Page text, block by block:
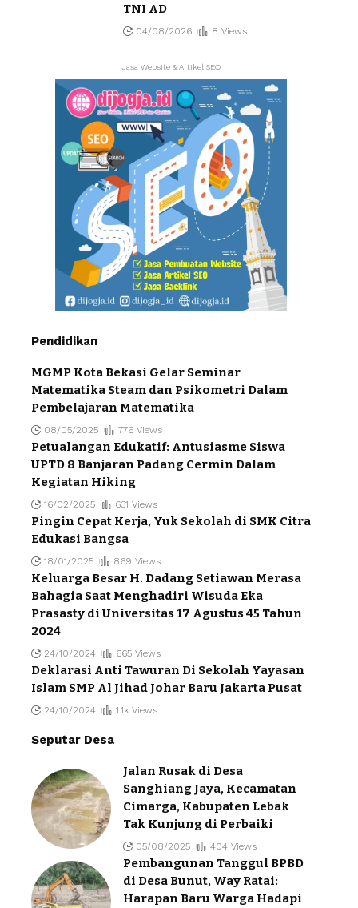
TNI AD
04/08/2026 8 Views
Jasa Website & Artikel SEO
Pendidikan
MGMP Kota Bekasi Gelar Seminar
Matematika Steam dan Psikometri Dalam
Pembelajaran Matematika
08/05/2025 776 Views
Petualangan Edukatif: Antusiasme Siswa
UPTD 8 Banjaran Padang Cermin Dalam
Kegiatan Hiking
16/02/2025 631 Views
Pingin Cepat Kerja, Yuk Sekolah di SMK Citra
Edukasi Bangsa
18/01/2025 869 Views
Keluarga Besar H. Dadang Setiawan Merasa
Bahagia Saat Menghadiri Wisuda Eka
Prasasty di Universitas 17 Agustus 45 Tahun
2024
24/10/2024 665 Views
Deklarasi Anti Tawuran Di Sekolah Yayasan
Islam SMP Al Jihad Johar Baru Jakarta Pusat
24/10/2024 1.1k Views
Seputar Desa
Jalan Rusak di Desa
Sanghiang Jaya, Kecamatan
Cimarga, Kabupaten Lebak
Tak Kunjung di Perbaiki
05/08/2025 404 Views
Pembangunan Tanggul BPBD
di Desa Bunut, Way Ratai:
Harapan Baru Warga Hadapi